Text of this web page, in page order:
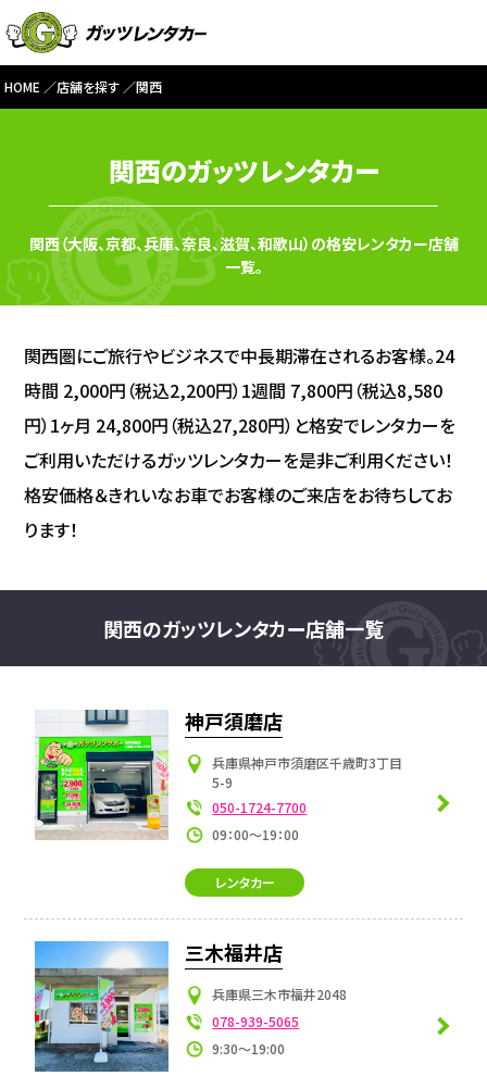
HOME 店舗を探す 関西
関西のガッツレンタカー
関西（大阪、京都、兵庫、奈良、滋賀、和歌山）の格安レンタカー店舗
一覧。
関西圏にご旅行やビジネスで中長期滞在されるお客様。24
時間 2,000円（税込2,200円）1週間 7,800円（税込8,580
円）1ヶ月 24,800円（税込27,280円）と格安でレンタカーを
ご利用いただけるガッツレンタカーを是非ご利用ください！
格安価格＆きれいなお車でお客様のご来店をお待ちしてお
ります！
関西のガッツレンタカー店舗一覧
神戸須磨店
兵庫県神戸市須磨区千歳町3丁目
5-9
050-1724-7700
09：00～19：00
レンタカー
三木福井店
兵庫県三木市福井2048
078-939-5065
9:30～19:00